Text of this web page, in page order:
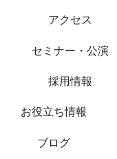
アクセス
セミナー・公演
採用情報
お役立ち情報
ブログ